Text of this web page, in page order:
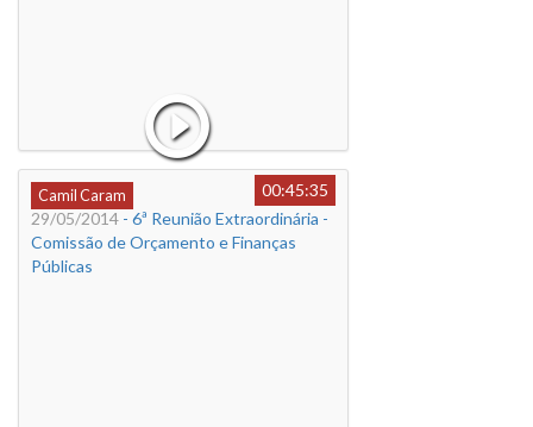
Camil Caram
00:45:35
29/05/2014 - 6ª Reunião Extraordinária -
Comissão de Orçamento e Finanças
Públicas